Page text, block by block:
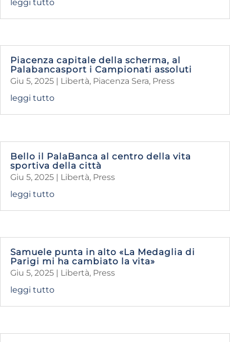
leggi tutto
Piacenza capitale della scherma, al
Palabancasport i Campionati assoluti
Giu 5, 2025 Libertà, Piacenza Sera, Press
leggi tutto
Bello il PalaBanca al centro della vita
sportiva della città
Giu 5, 2025 | Libertà, Press
leggi tutto
Samuele punta in alto «La Medaglia di
Parigi mi ha cambiato la vita»
Giu 5, 2025 Libertà, Press
leggi tutto